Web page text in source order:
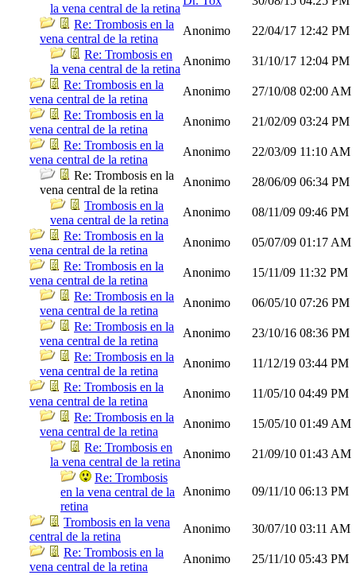
la vena central de la retina
Re: Trombosis en la
vena central de la retina
Anonimo 22/04/17 12:42 PM
Re: Trombosis en
la vena central de la retina
Anonimo 31/10/17 12:04 PM
Re: Trombosis en la
vena central de la retina
Anonimo 27/10/08 02:00 AM
Re: Trombosis en la
vena central de la retina
Anonimo 21/02/09 03:24 PM
Re: Trombosis en la
vena central de la retina
Anonimo 22/03/09 11:10 AM
Re: Trombosis en la
vena central de la retina
Anonimo 28/06/09 06:34 PM
Trombosis en la
vena central de la retina
Anonimo 08/11/09 09:46 PM
Re: Trombosis en la
vena central de la retina
Anonimo 05/07/09 01:17 AM
Re: Trombosis en la
vena central de la retina
Anonimo 15/11/09 11:32 PM
Re: Trombosis en la
vena central de la retina
Anonimo 06/05/10 07:26 PM
Re: Trombosis en la
vena central de la retina
Anonimo 23/10/16 08:36 PM
Re: Trombosis en la
vena central de la retina
Anonimo 11/12/19 03:44 PM
Re: Trombosis en la
vena central de la retina
Anonimo 11/05/10 04:49 PM
Re: Trombosis en la
vena central de la retina
Anonimo 15/05/10 01:49 AM
Re: Trombosis en
la vena central de la retina
Anonimo 21/09/10 01:43 AM
Re: Trombosis
en la vena central de la
retina
Anonimo 09/11/10 06:13 PM
Trombosis en la vena
central de la retina
Anonimo 30/07/10 03:11 AM
Re: Trombosis en la
vena central de la retina
Anonimo 25/11/10 05:43 PM